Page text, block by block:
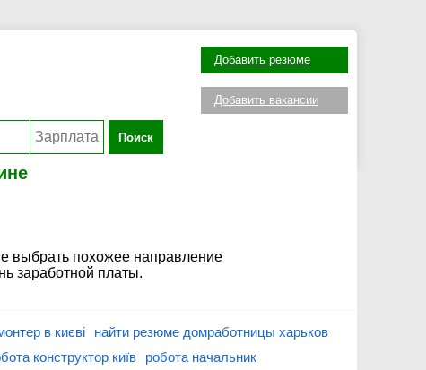
Поиск
Добавить резюме
Добавить вакансии
выбрать похожее направление
заработной платы.
в києві
найти резюме домработницы харьков
конструктор київ
робота начальник